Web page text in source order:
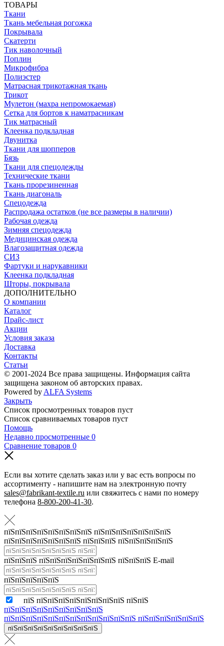
ТОВАРЫ
Ткани
Ткань мебельная рогожка
Покрывала
Скатерти
Тик наволочный
Поплин
Микрофибра
Полиэстер
Матрасная трикотажная ткань
Трикот
Мулетон (махра непромокаемая)
Сетка для бортов к наматрасникам
Тик матрасный
Клеенка подкладная
Двунитка
Ткани для шопперов
Бязь
Ткани для спецодежды
Технические ткани
Ткань прорезиненная
Ткань диагональ
Спецодежда
Распродажа остатков (не все размеры в наличии)
Рабочая одежда
Зимняя спецодежда
Медицинская одежда
Влагозащитная одежда
СИЗ
Фартуки и нарукавники
Клеенка подкладная
Шторы, покрывала
ДОПОЛНИТЕЛЬНО
О компании
Каталог
Прайс-лист
Акции
Условия заказа
Доставка
Контакты
Статьи
© 2001-2024 Все права защищены. Информация сайта
защищена законом об авторских правах.
Powered by ALFA Systems
Закрыть
Список просмотренных товаров пуст
Список сравниваемых товаров пуст
Помощь
Недавно просмотренные 0
Сравнение товаров 0
Если вы хотите сделать заказ или у вас есть вопросы по
ассортименту - напишите нам на электронную почту
sales@fabrikant-textile.ru или свяжитесь с нами по номеру
телефона 8-800-200-41-30.
пїЅпїЅпїЅпїЅпїЅпїЅпїЅпїЅ пїЅпїЅпїЅпїЅпїЅпїЅпїЅ
пїЅпїЅпїЅпїЅпїЅпїЅпїЅ пїЅпїЅпїЅ пїЅпїЅпїЅпїЅпїЅ
пїЅпїЅпїЅ пїЅпїЅпїЅпїЅпїЅпїЅпїЅ пїЅпїЅпїЅ E-mail
пїЅпїЅпїЅпїЅпїЅ
пїЅ пїЅпїЅпїЅпїЅпїЅпїЅпїЅпїЅ пїЅпїЅ
пїЅпїЅпїЅпїЅпїЅпїЅпїЅпїЅпїЅ
пїЅпїЅпїЅпїЅпїЅпїЅпїЅпїЅпїЅпїЅпїЅпїЅ пїЅпїЅпїЅпїЅпїЅпїЅ
пїЅпїЅпїЅпїЅпїЅпїЅпїЅпїЅпїЅ